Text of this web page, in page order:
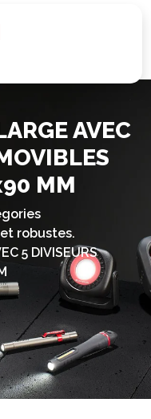
AVEC
MM
robustes.
5 DIVISEURS